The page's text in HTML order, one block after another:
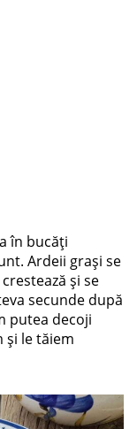
în bucăți
Ardeii grași se
și se
secunde după
putea decoji
și le tăiem